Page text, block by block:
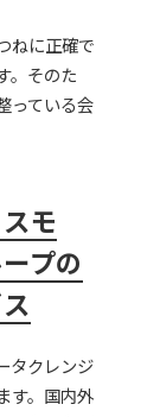
ねに正確で
。そのた
っている会
モ
プの
タクレンジ
す。国内外